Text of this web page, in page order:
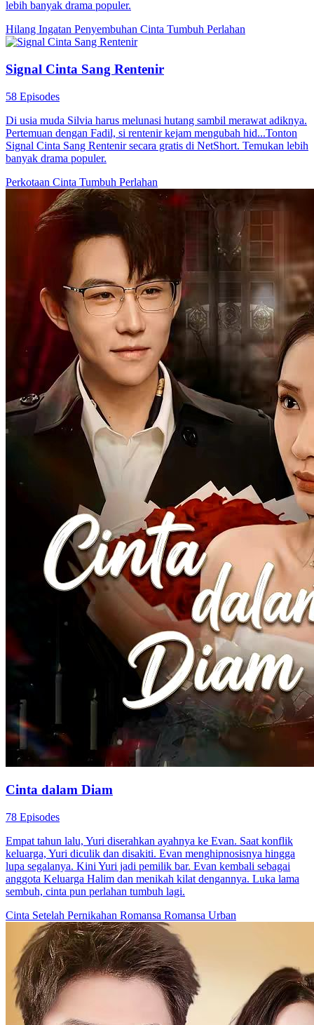
Istri Manis yang Diidamkan
60 Episodes
Putri Ayu terpaksa bekerja di bar demi uang, lalu tanpa sengaja
hamil setelah bersama Raka Pratama. Saat keluarganya memaksanya
menggugurkan kandungan, Raka datang menyelamatkan dan
mereka menikah kilat. Dengan cinta dan dukungan Raka, Ayu
perlahan tumbuh kuat, menghadapi intrik keluarga besar dan
mengubah nasibnya.
Cinta Setelah Pernikahan Romansa Romansa Urban
Menikahi Profesor Misteriusku
Sinta, mahasiswa seni, bertemu Dr. Arief Santoso saat bantu
kakaknya berkencan. Demi lepas dari kendali ibunya, ia usulkan
pernikahan impulsif dan terkejut mengetahui Arief adalah pria yang
dulu ia suka. Dari pernikahan pura-pura, perlahan jatuh cinta,
menghadapi konflik keluarga, dan tumbuh bersama menemukan
Cinta Setelah PernikahanRomansaRomansa Urban
Rayuan Cinta yang Menggoda
Nadia Permata dan Aditya Pratama menikah sejak kecil, namun
Aditya tak pernah lepas dari cinta pertamanya, Raisa Putri.
Diabaikan dan dikhianati, Nadia memilih bercerai. Saat Aditya
menyesal, Raditya Wijaya hadir dan menikah kilat dengan Nadia.
Dari pernikahan baru, cinta perlahan tumbuh.
Cinta Setelah Pernikahan RomansaRomansa Urban
Sandiwara Cinta Sang Ratu Dendam
Adik Liana dipaksa bunuh diri oleh anak konglomerat dan ibunya
dipukul hingga koma. Sejak itu, Liana putus kuliah demi m...Tonton
Sandiwara Cinta Sang Ratu Dendam secara gratis di NetShort.
Temukan lebih banyak drama populer.
Cinta Tumbuh Perlahan
Identitas Tersembunyi Serangan Balik
Cinta yang Membebaskanku
70 Episodes
Sejak kecil, semua orang kira Kirana terlahir bisu padahal, ibunya
Cinta yang Membebaskanku secara gratis di NetShort. Temukan
Cinta Tumbuh PerlahanSerangan Balik Menghukum Penjahat
Cinta dalam Siklus Takdir
62 Episodes
Seorang influencer terjebak dalam novel istana dan jadi selir yang
harusnya tewas di awal. Dengan kemampuan “putar waktu...Tonton
Cinta dalam Siklus Takdir secara gratis di NetShort. Temukan lebih
banyak drama populer.
Transmigrasi
Cinta Tumbuh Perlahan